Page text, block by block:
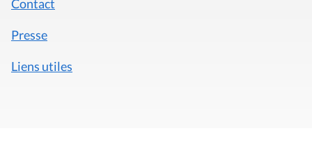
Contact
Presse
Liens utiles